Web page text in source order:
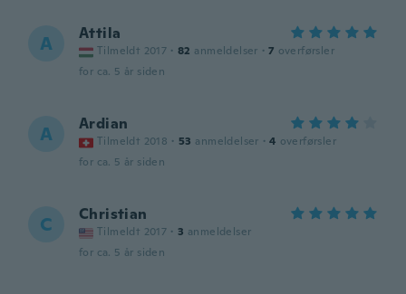
A Attila
Tilmeldt 2017 · 82 anmeldelser · 7 overførsler
for ca. 5 år siden
A Ardian
Tilmeldt 2018 · 53 anmeldelser · 4 overførsler
for ca. 5 år siden
C Christian
Tilmeldt 2017 · 3 anmeldelser
for ca. 5 år siden